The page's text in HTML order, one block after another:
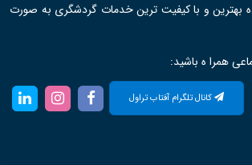
بهترین و با کیفیت ترین خدمات گردشگری به صورت
همرا ه باشید:
کانال تلگرام آفتاب تراول